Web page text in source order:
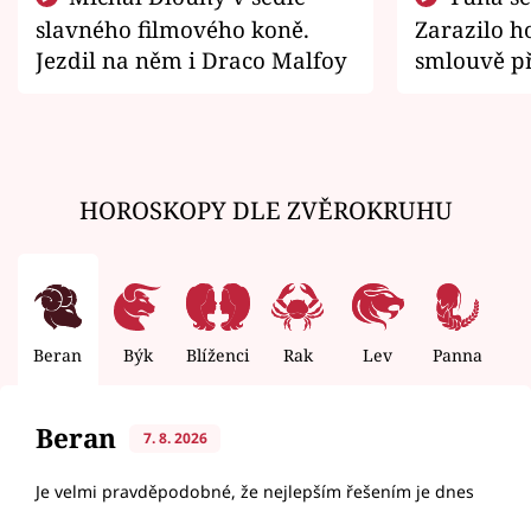
slavného filmového koně.
Jezdil na něm i Draco Malfoy
Zarazilo
smlouvě
HOROSKOPY DLE ZVĚROKRUHU
Beran Býk Blíženci Rak Lev Panna
Beran 7. 8. 2026
Je velmi pravděpodobné, že nejlepším řešením je dnes